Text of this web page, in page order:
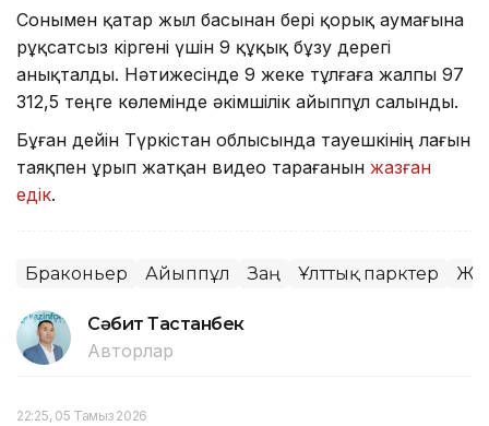
Сонымен қатар жыл басынан бері қорық аумағына
рұқсатсыз кіргені үшін 9 құқық бұзу дерегі
анықталды. Нәтижесінде 9 жеке тұлғаға жалпы 97
312,5 теңге көлемінде әкімшілік айыппұл салынды.
Бұған дейін Түркістан облысында тауешкінің лағын
таяқпен ұрып жатқан видео тарағанын жазған
едік.
Браконьер Айыппұл Заң Ұлттық парктер
Сәбит Тастанбек
Авторлар
22:25, 05 Тамыз 2026